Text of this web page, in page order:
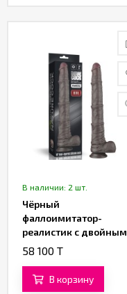
В наличии: 2 шт.
Чёрный
фаллоимитатор-
реалистик с двойным
покрытием «16'' Dual
Silicone Cock XXL» от
«Lovetoy» (33,5 см)
58 100 T
В корзину